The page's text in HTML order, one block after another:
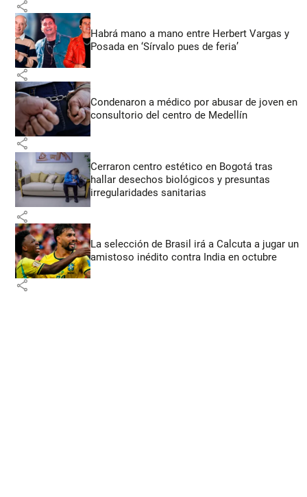
share
Habrá mano a mano entre Herbert Vargas y
Posada en ‘Sírvalo pues de feria’
share
Condenaron a médico por abusar de joven en
consultorio del centro de Medellín
share
Cerraron centro estético en Bogotá tras
hallar desechos biológicos y presuntas
irregularidades sanitarias
share
La selección de Brasil irá a Calcuta a jugar un
amistoso inédito contra India en octubre
share